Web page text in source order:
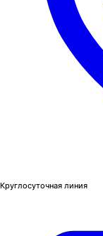
Круглосуточная линия